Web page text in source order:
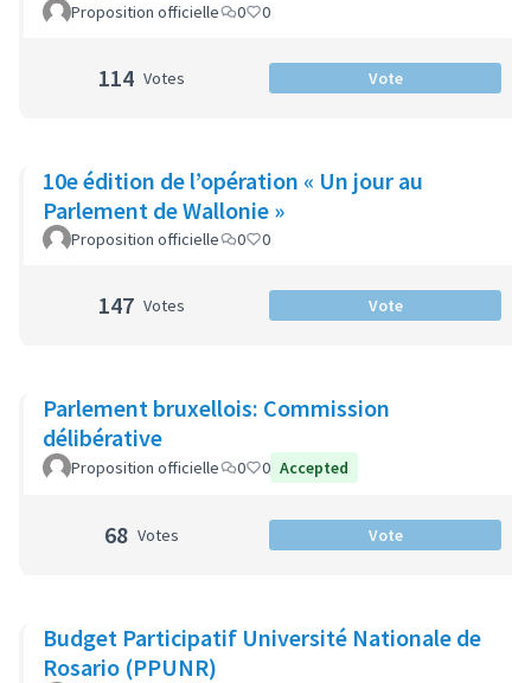
Proposition officielle 0 0
114 Votes Vote
10e édition de l’opération « Un jour au
Parlement de Wallonie »
Proposition officielle 0 0
147 Votes Vote
Parlement bruxellois: Commission
délibérative
Proposition officielle 0 0 Accepted
68 Votes Vote
Budget Participatif Université Nationale de
Rosario (PPUNR)